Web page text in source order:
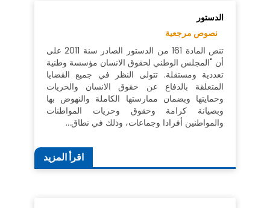
الدستور
نصوص مرجعية
تنص المادة 161 من الدستور الصادر سنة 2011 على
أن "المجلس الوطني لحقوق الانسان مؤسسة وطنية
تعددية ومستقلة. تتولى النظر في جميع القضايا
المتعلقة بالدفاع عن حقوق الانسان والحريات
وحمايتها وبضمان ممارستها الكاملة والنهوض بها
وبصيانة كرامة وحقوق وحريات المواطنات
والمواطنين أفرادا وجماعات، وذلك في نطاق…
اقرأ المزيد